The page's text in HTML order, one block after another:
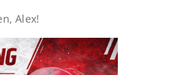
Alex!